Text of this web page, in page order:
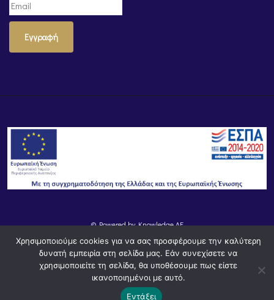
Εγγραφή
© Powered byKnowledge AE
Χρησιμοποιούμε cookies για να σας προσφέρουμε την καλύτερη
δυνατή εμπειρία στη σελίδα μας. Εάν συνεχίσετε να
χρησιμοποιείτε τη σελίδα, θα υποθέσουμε πως είστε
ικανοποιημένοι με αυτό.
Εντάξει